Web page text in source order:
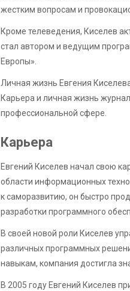
жестким вопросам и
Кроме телеведения, Киселев
стал автором и ведущим
Европы».
Личная жизнь Евгения
Карьера и личная жизнь
профессиональной сфере.
Карьера
Евгений Киселев начал свою
области информационных
к саморазвитию, он быстро
разработки программного
В своей новой роли Киселев
различных программных
навыкам, компания достигла
В 2005 году Евгений Киселев